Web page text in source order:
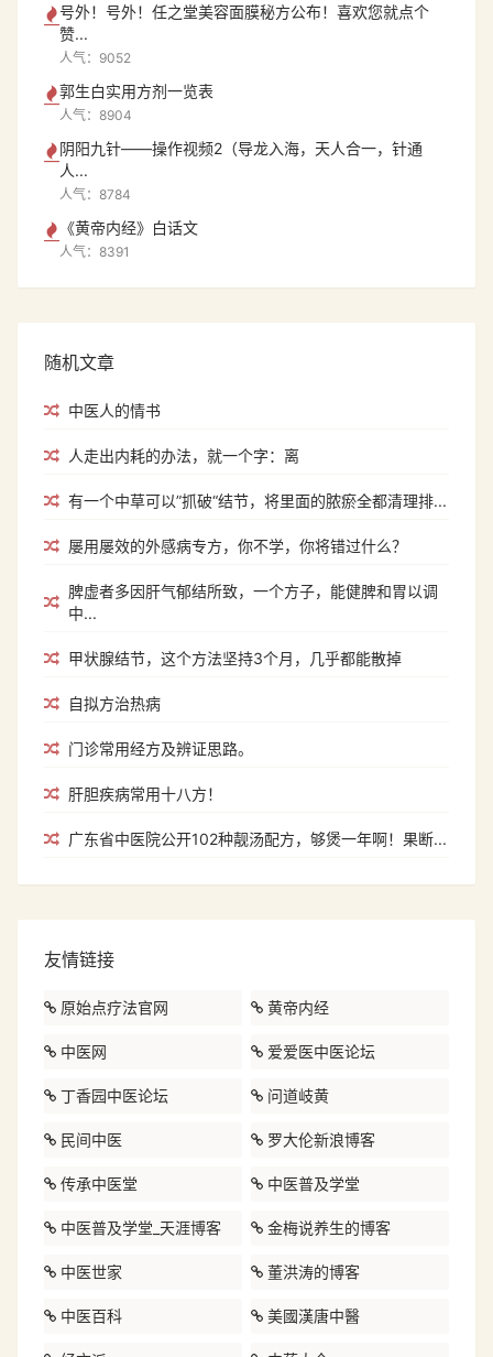
号外！号外！任之堂美容面膜秘方公布！喜欢您就点个
赞...
人气：9052
郭生白实用方剂一览表
人气：8904
阴阳九针——操作视频2（导龙入海，天人合一，针通
人...
人气：8784
《黄帝内经》白话文
人气：8391
随机文章
中医人的情书
人走出内耗的办法，就一个字：离
有一个中草可以”抓破“结节，将里面的脓瘀全都清理排...
屡用屡效的外感病专方，你不学，你将错过什么？
脾虚者多因肝气郁结所致，一个方子，能健脾和胃以调
中...
甲状腺结节，这个方法坚持3个月，几乎都能散掉
自拟方治热病
门诊常用经方及辨证思路。
肝胆疾病常用十八方！
广东省中医院公开102种靓汤配方，够煲一年啊！果断...
友情链接
原始点疗法官网 黄帝内经
中医网 爱爱医中医论坛
丁香园中医论坛 问道岐黄
民间中医 罗大伦新浪博客
传承中医堂 中医普及学堂
中医普及学堂_天涯博客 金梅说养生的博客
中医世家 董洪涛的博客
中医百科 美國漢唐中醫